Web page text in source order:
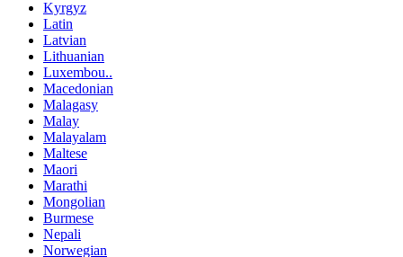
Kyrgyz
Latin
Latvian
Lithuanian
Luxembou..
Macedonian
Malagasy
Malay
Malayalam
Maltese
Maori
Marathi
Mongolian
Burmese
Nepali
Norwegian